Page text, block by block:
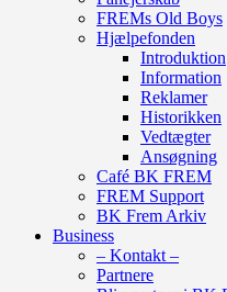
FREMs Old Boys
Hjælpefonden
Introduktion
Information
Reklamer
Historikken
Vedtægter
Ansøgning
Café BK FREM
FREM Support
BK Frem Arkiv
Business
– Kontakt –
Partnere